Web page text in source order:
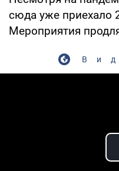
сюда уже приехало
Мероприятия